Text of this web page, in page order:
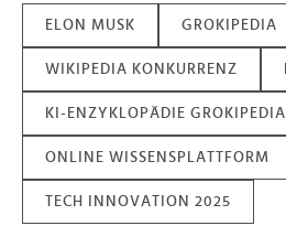
ELON MUSK GROKIPEDIA
WIKIPEDIA KONKURRENZ
KI-ENZYKLOPÄDIE GROKIPEDIA
ONLINE WISSENSPLATTFORM
TECH INNOVATION 2025